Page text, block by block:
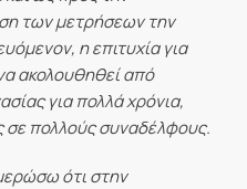
των μετρήσεων την
η επιτυχία για
ακολουθηθεί από
για πολλά χρόνια,
σε πολλούς συναδέλφους.
ότι στην